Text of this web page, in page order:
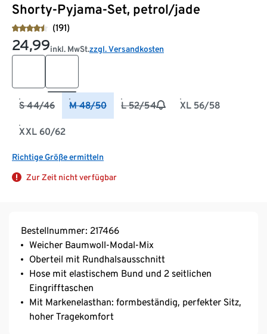
Shorty-Pyjama-Set, petrol/jade
(191)
24,99inkl. MwSt.zzgl. Versandkosten
S 44/46 M 48/50 L 52/54 XL 56/58
XXL 60/62
Richtige Größe ermitteln
Zur Zeit nicht verfügbar
Bestellnummer: 217466
Weicher Baumwoll-Modal-Mix
Oberteil mit Rundhalsausschnitt
Hose mit elastischem Bund und 2 seitlichen
Eingrifftaschen
Mit Markenelasthan: formbeständig, perfekter Sitz,
hoher Tragekomfort